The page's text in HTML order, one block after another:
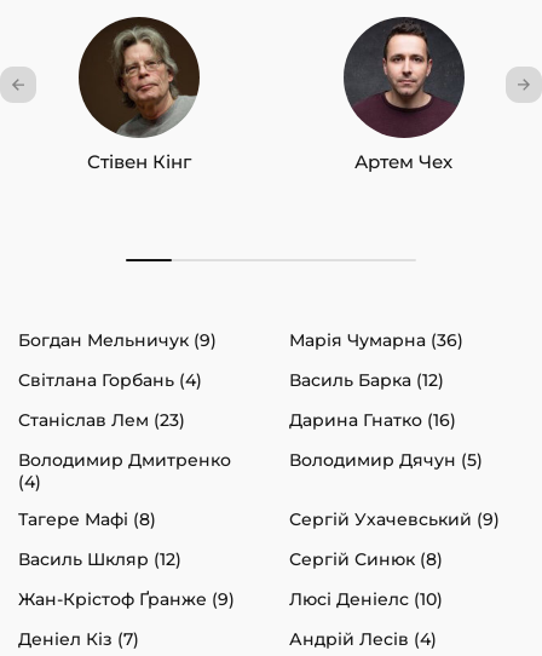
Стівен Кінг Артем Чех
Богдан Мельничук (9)
Марія Чумарна (36)
Світлана Горбань (4)
Василь Барка (12)
Станіслав Лем (23)
Дарина Гнатко (16)
Володимир Дмитренко
(4)
Володимир Дячун (5)
Тагере Мафі (8)
Сергій Ухачевський (9)
Василь Шкляр (12)
Сергій Синюк (8)
Жан-Крістоф Ґранже (9)
Люсі Деніелс (10)
Деніел Кіз (7)
Андрій Лесів (4)